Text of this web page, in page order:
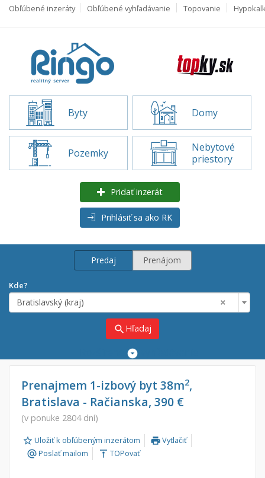
Obľúbené inzeráty Obľúbené vyhľadávanie Topovanie
Byty Domy
Pozemky
Nebytové
priestory
Pridať inzerát
Prihlásiť sa ako RK
Predaj Prenájom
Kde?
×
Bratislavský (kraj)
search Hľadaj
Predaj
Prenájom
Od:
Do:
Prenajmem 1-izbový byt 38m2,
Bratislava - Račianska, 390 €
(v ponuke 2804 dní)
Uložiť k obľúbeným inzerátom printVytlačiť
alternate_emailPoslať mailom vertical_align_top TOPovať